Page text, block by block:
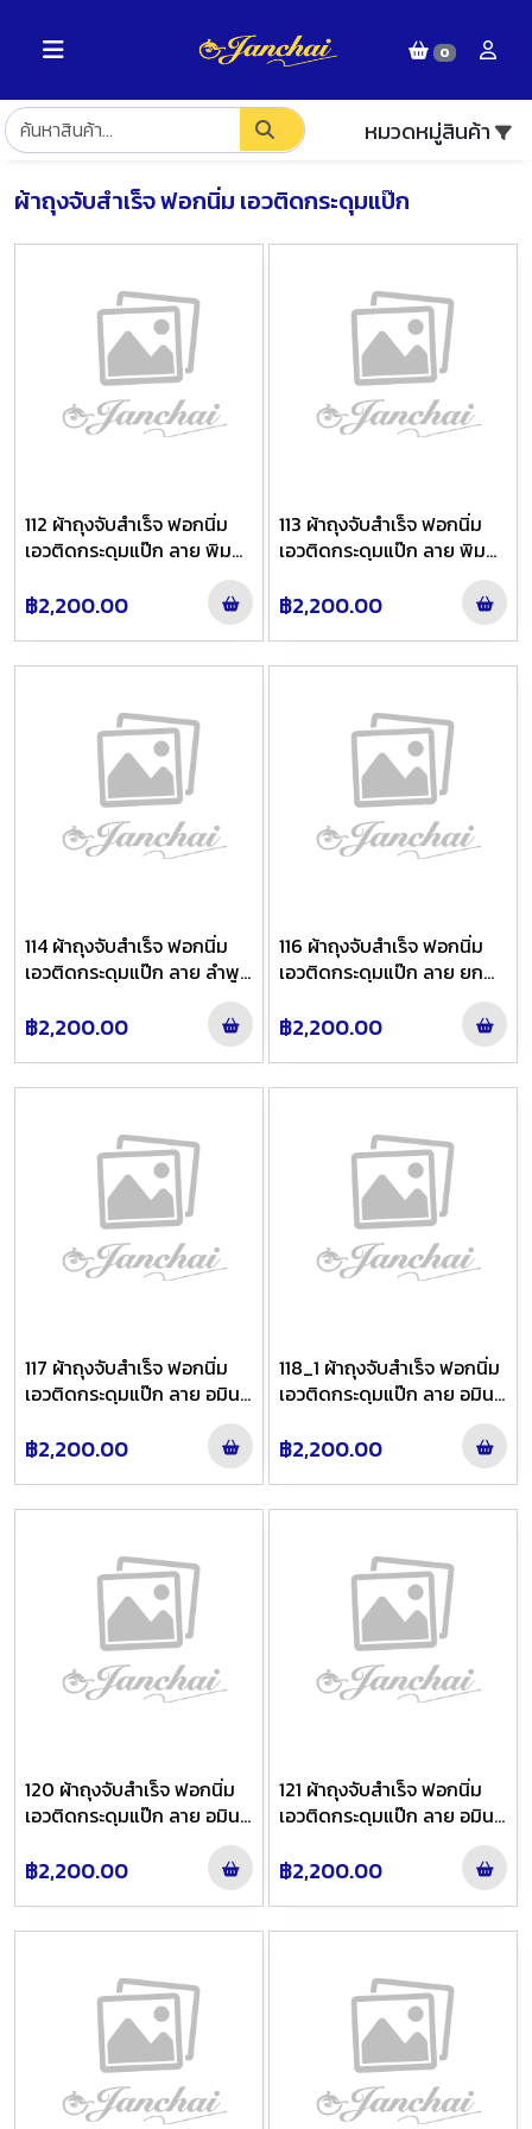
0
หมวดหมู่สินค้า
ผ้าถุงจับสำเร็จ ฟอกนิ่ม เอวติดกระดุมแป๊ก
112 ผ้าถุงจับสำเร็จ ฟอกนิ่ม
เอวติดกระดุมแป๊ก ลาย พิมพ์
฿2,200.00
113 ผ้าถุงจับสำเร็จ ฟอกนิ่ม
เอวติดกระดุมแป๊ก ลาย พิมพ์
฿2,200.00
114 ผ้าถุงจับสำเร็จ ฟอกนิ่ม
เอวติดกระดุมแป๊ก ลาย ลำพูน
ยกเล็ก สี น้ำเงินสดย้อมดำไล่
สี
฿2,200.00
116 ผ้าถุงจับสำเร็จ ฟอกนิ่ม
เอวติดกระดุมแป๊ก ลาย ยก
฿2,200.00
117 ผ้าถุงจับสำเร็จ ฟอกนิ่ม
เอวติดกระดุมแป๊ก ลาย อมิน
฿2,200.00
118_1 ผ้าถุงจับสำเร็จ ฟอกนิ่ม
เอวติดกระดุมแป๊ก ลาย อมิน
฿2,200.00
120 ผ้าถุงจับสำเร็จ ฟอกนิ่ม
เอวติดกระดุมแป๊ก ลาย อมิน
ตรา สี เทาย้อมทองแดงไล่สี
฿2,200.00
121 ผ้าถุงจับสำเร็จ ฟอกนิ่ม
เอวติดกระดุมแป๊ก ลาย อมิน
฿2,200.00